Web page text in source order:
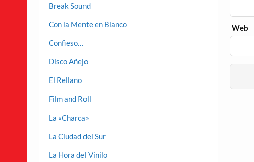
Web
Break Sound
Con la Mente en Blanco
Confieso…
Disco Añejo
El Rellano
Film and Roll
La «Charca»
La Ciudad del Sur
La Hora del Vinilo